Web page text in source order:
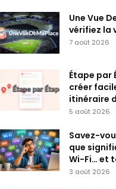
Une Vue
vérifiez la
7 août 2026
Étape par
créer
itinéraire
5 août 2026
Savez-
que
Wi-Fi… et
3 août 2026